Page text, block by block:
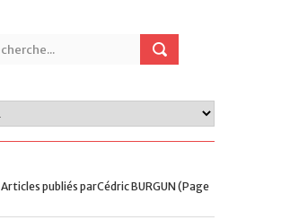
Articles publiés parCédric BURGUN (Page